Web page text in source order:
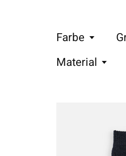
Farbe
Material